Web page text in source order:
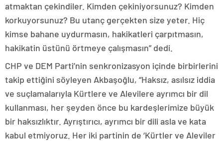
atmaktan çekindiler. Kimden çekiniyorsunuz? Kimden
korkuyorsunuz? Bu utanç gerçekten size yeter. Hiç
kimse bahane uydurmasın, hakikatleri çarpıtmasın,
hakikatin üstünü örtmeye çalışmasın” dedi.
CHP ve DEM Parti’nin senkronizasyon içinde birbirlerini
takip ettiğini söyleyen Akbaşoğlu, “Haksız, asılsız iddia
ve suçlamalarıyla Kürtlere ve Alevilere ayrımcı bir dil
kullanması, her şeyden önce bu kardeşlerimize büyük
bir haksızlıktır. Ayrıştırıcı, ayrımcı bir dili asla ve kata
kabul etmiyoruz. Her iki partinin de ‘Kürtler ve Aleviler